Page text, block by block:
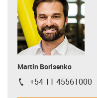
Martin Borisenko
igus-icon-phone
+54 11 45561000